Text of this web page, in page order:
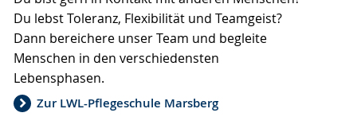
Du lebst Toleranz, Flexibilität und Teamgeist?
Dann bereichere unser Team und begleite
Menschen in den verschiedensten
Lebensphasen.
Zur LWL-Pflegeschule Marsberg
Gebärdensprache
wird
angezeigt.